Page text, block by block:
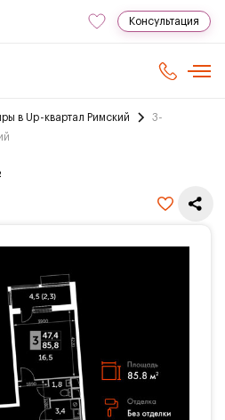
Консультация
в Up-квартал Римский
3-